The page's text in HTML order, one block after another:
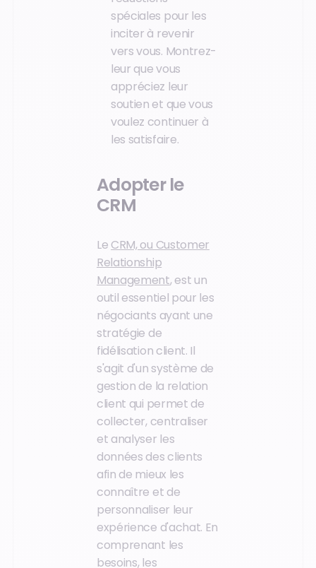
spéciales pour les
inciter à revenir
vers vous. Montrez-
leur que vous
appréciez leur
soutien et que vous
voulez continuer à
les satisfaire.
Adopter le
CRM
Le CRM, ou Customer
Relationship
Management, est un
outil essentiel pour les
négociants ayant une
stratégie de
fidélisation client. Il
s'agit d'un système de
gestion de la relation
client qui permet de
collecter, centraliser
et analyser les
données des clients
afin de mieux les
connaître et de
personnaliser leur
expérience d'achat. En
comprenant les
besoins, les